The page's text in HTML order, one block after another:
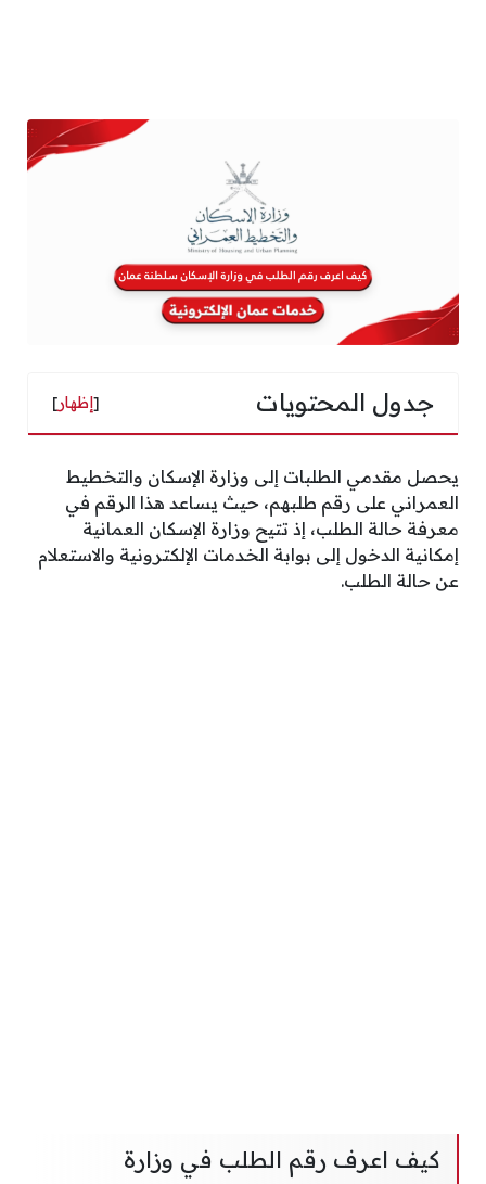
جدول المحتويات [إظهار]
يحصل مقدمي الطلبات إلى وزارة الإسكان والتخطيط
العمراني على رقم طلبهم، حيث يساعد هذا الرقم في
معرفة حالة الطلب، إذ تتيح وزارة الإسكان العمانية
إمكانية الدخول إلى بوابة الخدمات الإلكترونية والاستعلام
عن حالة الطلب.
كيف اعرف رقم الطلب في وزارة